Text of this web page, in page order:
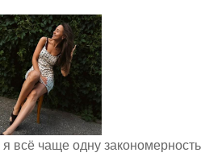
всё чаще одну закономерность